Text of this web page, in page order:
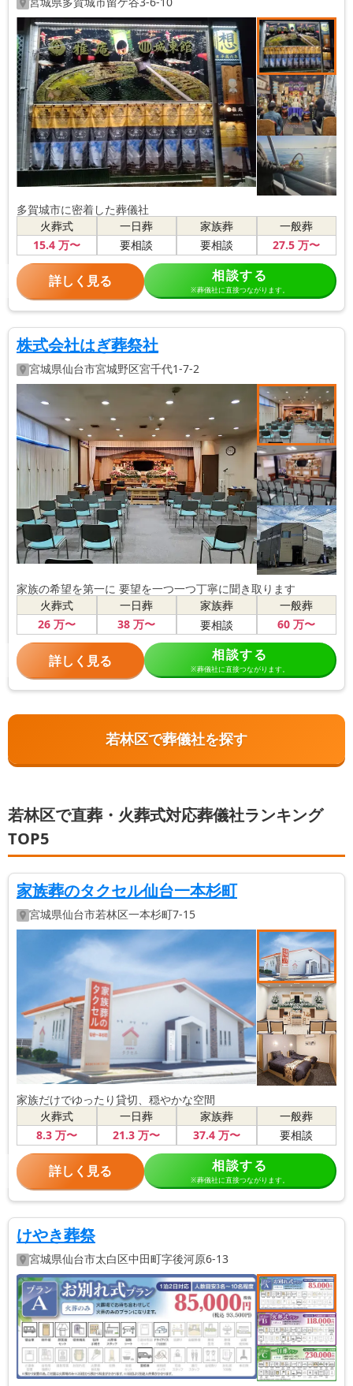
多賀城市に密着した葬儀社
火葬式
15.4万〜
一日葬
要相談
家族葬
要相談
一般葬
27.5 万〜
詳しく見る 相談する
※葬儀社に直接つながります。
株式会社はぎ葬祭社
宮城県仙台市宮城野区宮千代1-7-2
家族の希望を第一に 要望を一つ一つ丁寧に聞き取ります
火葬式
26万〜
一日葬
38 万〜
家族葬
要相談
一般葬
60 万〜
詳しく見る 相談する
※葬儀社に直接つながります。
若林区で葬儀社を探す
若林区で直葬・火葬式対応葬儀社ランキング
TOP5
家族葬のタクセル仙台一本杉町
宮城県仙台市若林区一本杉町7-15
家族だけでゆったり貸切、穏やかな空間
火葬式
8.3万〜
一日葬
21.3 万〜
家族葬
37.4万〜
一般葬
要相談
詳しく見る 相談する
※葬儀社に直接つながります。
けやき葬祭
宮城県仙台市太白区中田町字後河原6-13